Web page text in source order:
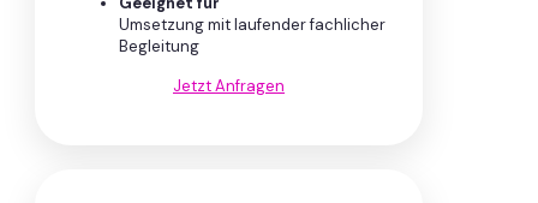
Umsetzung mit laufender fachlicher
Begleitung
Jetzt Anfragen